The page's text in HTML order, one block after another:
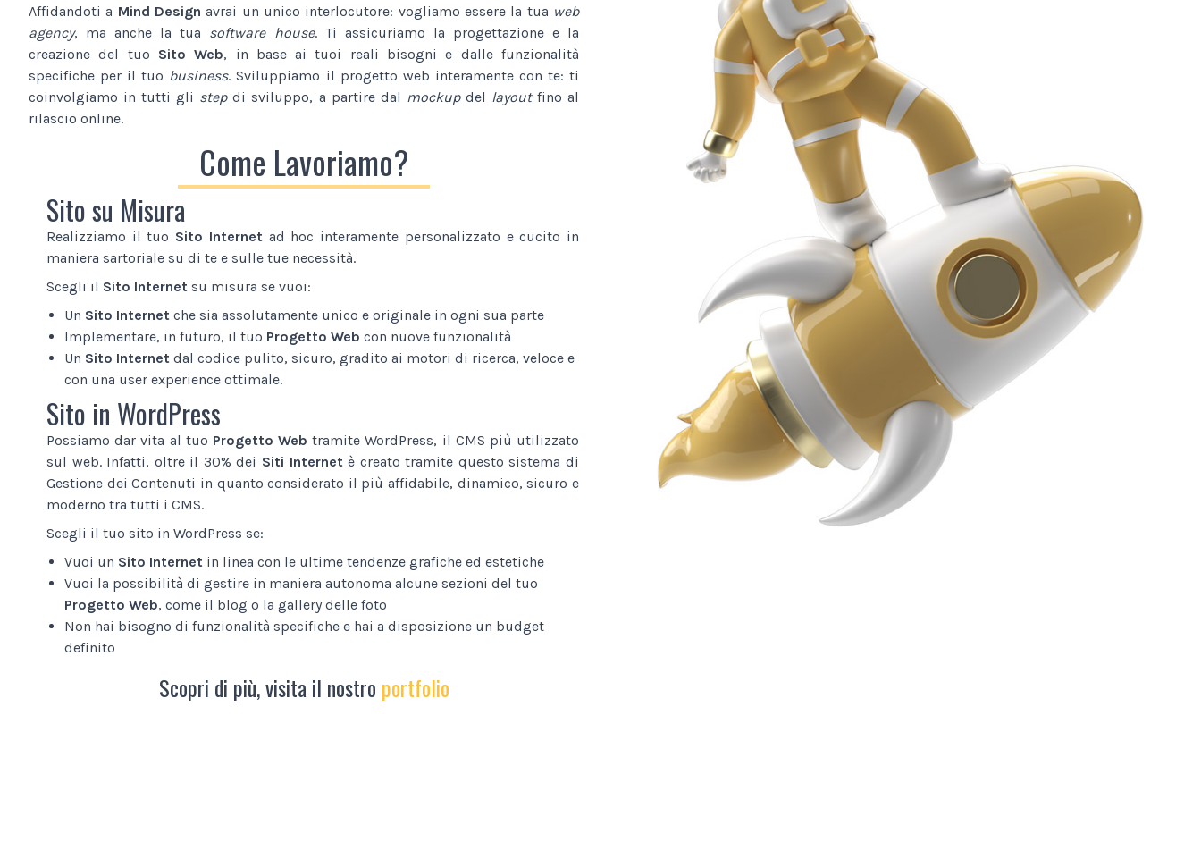
Affidandoti a Mind Design avrai un unico interlocutore: vogliamo essere la tua web
agency, ma anche la tua software house. Ti assicuriamo la progettazione e la
creazione del tuo Sito Web, in base ai tuoi reali bisogni e dalle funzionalità
specifiche per il tuo business. Sviluppiamo il progetto web interamente con te: ti
coinvolgiamo in tutti gli stepdi sviluppo, a partire dal mockupdel layoutfino al
rilascio online.
Come Lavoriamo?
Sito su Misura
Realizziamo il tuo Sito Internet ad hoc interamente personalizzato e cucito in
maniera sartoriale su di te e sulle tue necessità.
Scegli il Sito Internet su misura se vuoi:
Un Sito Internet che sia assolutamente unico e originale in ogni sua parte
Implementare, in futuro, il tuo Progetto Web con nuove funzionalità
Un Sito Internet dal codice pulito, sicuro, gradito ai motori di ricerca, veloce e
con una user experience ottimale.
Sito in WordPress
Possiamo dar vita al tuo Progetto Web tramite WordPress, il CMS più utilizzato
sul web. Infatti, oltre il 30% dei Siti Internet è creato tramite questo sistema di
Gestione dei Contenuti in quanto considerato il più affidabile, dinamico, sicuro e
moderno tra tutti i CMS.
Scegli il tuo sito in WordPress se:
Vuoi un Sito Internet in linea con le ultime tendenze grafiche ed estetiche
Vuoi la possibilità di gestire in maniera autonoma alcune sezioni del tuo
Progetto Web, come il blog o la gallery delle foto
Non hai bisogno di funzionalità specifiche e hai a disposizione un budget
definito
Scopri di più, visita il nostro portfolio